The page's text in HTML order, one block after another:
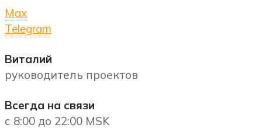
Max
Telegram
Виталий
руководитель проектов
Всегда на связи
с 8:00 до 22:00 MSK